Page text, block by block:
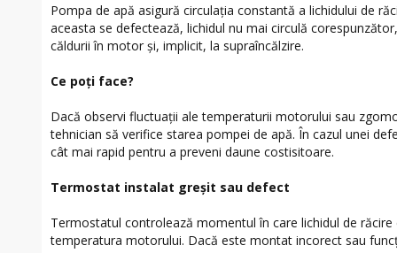
Pompa de apă asigură circulația constantă a lichidului de
aceasta se defectează, lichidul nu mai circulă
căldurii în motor și, implicit, la supraîncălzire.
Ce poți face?
Dacă observi fluctuații ale temperaturii motorului sau
tehnician să verifice starea pompei de apă. În cazul unei
cât mai rapid pentru a preveni daune costisitoare.
Termostat instalat greșit sau defect
Termostatul controlează momentul în care lichidul de
temperatura motorului. Dacă este montat incorect sau